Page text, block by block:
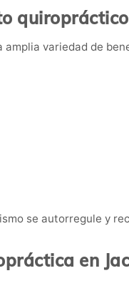
quiropráctico
variedad de
se autorregule y
en